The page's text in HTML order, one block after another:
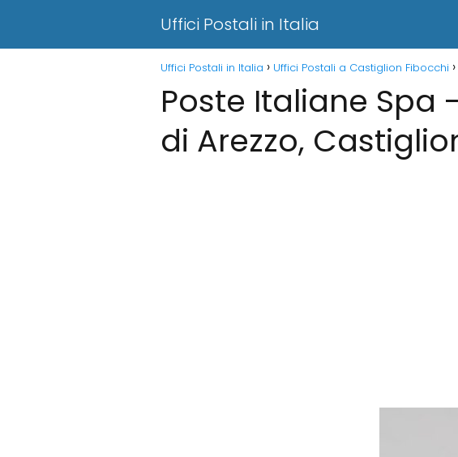
Uffici Postali in Italia
Uffici Postali in Italia Uffici Postali a Castiglion Fibocchi
Poste Italiane Spa
di Arezzo,